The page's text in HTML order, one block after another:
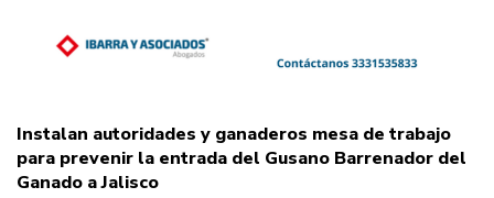
Instalan autoridades y ganaderos mesa de trabajo
para prevenir la entrada del Gusano Barrenador del
Ganado a Jalisco